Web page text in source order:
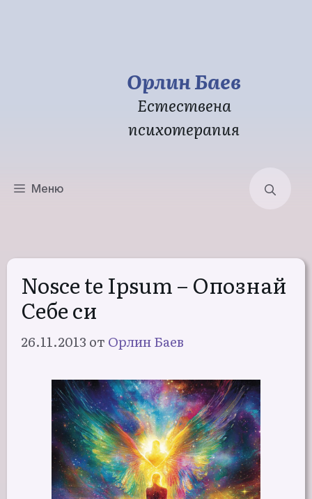
Орлин Баев
Естествена
психотерапия
Меню
Nosce te Ipsum – Опознай
Себе си
26.11.2013 от Орлин Баев